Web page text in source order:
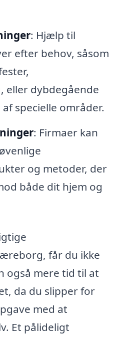
: Hjælp til
efter behov, såsom
eller dybdegående
specielle områder.
: Firmaer kan
og metoder, der
både dit hjem og
får du ikke
også mere tid til at
da du slipper for
med at
Et pålideligt